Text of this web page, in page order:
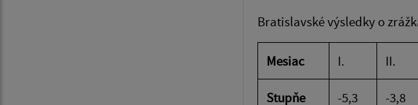
Bratislavské výsledky o
Mesiac I. II.
Stupňe -5,3 -3,8